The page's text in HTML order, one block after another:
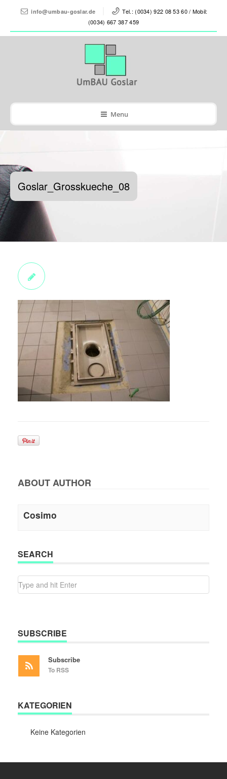
info@umbau-goslar.de
Tel.: (0034) 922 08 53 60 / Mobil:
(0034) 667 387 459
Menu
Goslar_Grosskueche_08
ABOUT AUTHOR
Cosimo
SEARCH
SUBSCRIBE
Subscribe
To RSS
KATEGORIEN
Keine Kategorien